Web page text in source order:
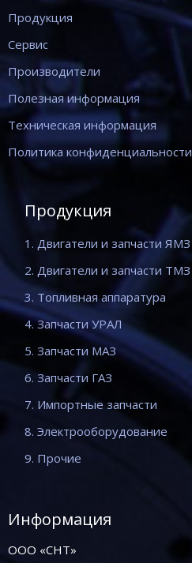
Продукция
Сервис
Производители
Полезная информация
Техническая информация
Политика конфиденциальности
Продукция
1. Двигатели и запчасти ЯМЗ
2. Двигатели и запчасти ТМЗ
3. Топливная аппаратура
4. Запчасти УРАЛ
5. Запчасти МАЗ
6. Запчасти ГАЗ
7. Импортные запчасти
8. Электрооборудование
9. Прочие
Информация
ООО «СНТ»